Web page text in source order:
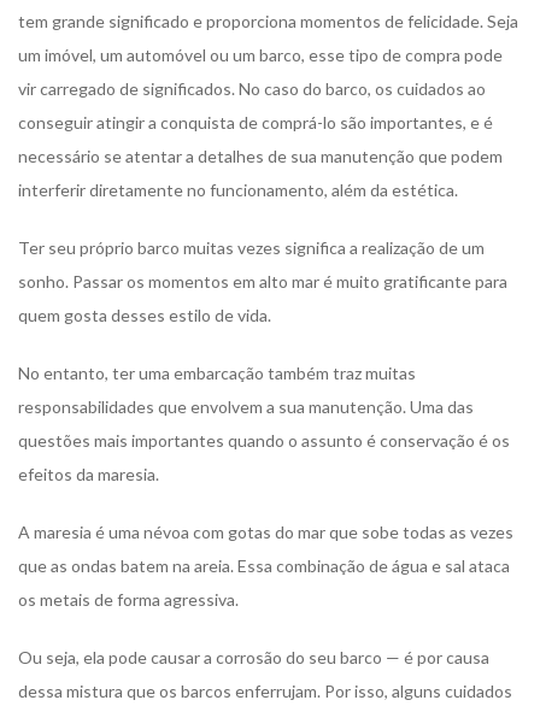
tem grande significado e proporciona momentos de felicidade. Seja
um imóvel, um automóvel ou um barco, esse tipo de compra pode
vir carregado de significados. No caso do barco, os cuidados ao
conseguir atingir a conquista de comprá-lo são importantes, e é
necessário se atentar a detalhes de sua manutenção que podem
interferir diretamente no funcionamento, além da estética.
Ter seu próprio barco muitas vezes significa a realização de um
sonho. Passar os momentos em alto mar é muito gratificante para
quem gosta desses estilo de vida.
No entanto, ter uma embarcação também traz muitas
responsabilidades que envolvem a sua manutenção. Uma das
questões mais importantes quando o assunto é conservação é os
efeitos da maresia.
A maresia é uma névoa com gotas do mar que sobe todas as vezes
que as ondas batem na areia. Essa combinação de água e sal ataca
os metais de forma agressiva.
Ou seja, ela pode causar a corrosão do seu barco — é por causa
dessa mistura que os barcos enferrujam. Por isso, alguns cuidados